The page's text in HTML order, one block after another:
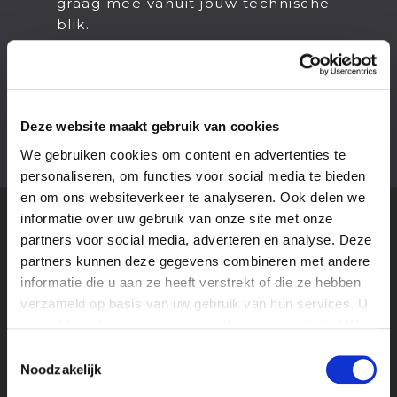
Deze website maakt gebruik van cookies
We gebruiken cookies om content en advertenties te
personaliseren, om functies voor social media te bieden
en om ons websiteverkeer te analyseren. Ook delen we
informatie over uw gebruik van onze site met onze
partners voor social media, adverteren en analyse. Deze
partners kunnen deze gegevens combineren met andere
informatie die u aan ze heeft verstrekt of die ze hebben
verzameld op basis van uw gebruik van hun services. U
Noodzakelijk
blik.
Houdt van plannen en orde bewaren
en wil hierin verder ontwikkelen;
Kunt goed samenwerken en
MEER STAGESIN
VAKGEBIED
AUDIO VISUEEL